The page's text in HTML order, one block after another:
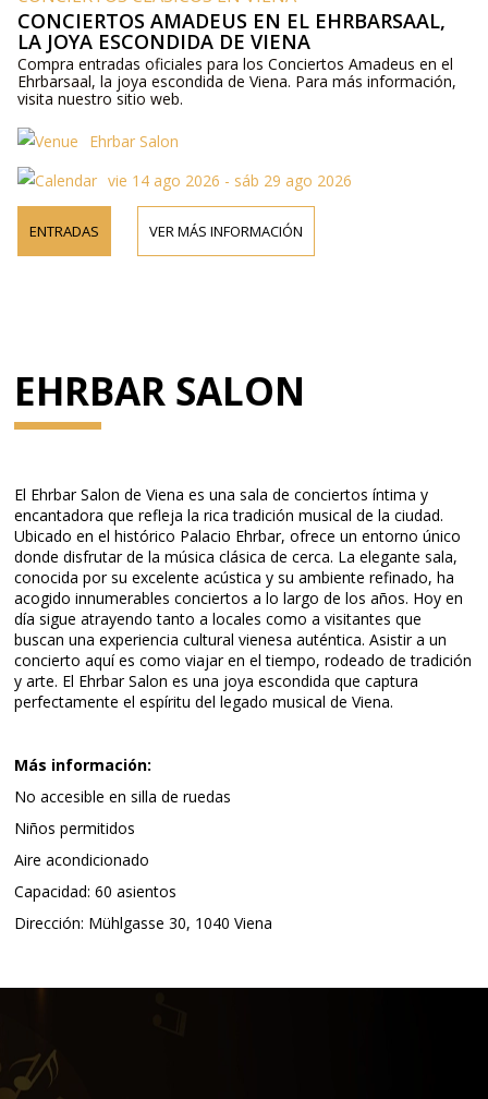
CONCIERTOS AMADEUS EN EL EHRBARSAAL,
LA JOYA ESCONDIDA DE VIENA
Compra entradas oficiales para los Conciertos Amadeus en el
Ehrbarsaal, la joya escondida de Viena. Para más información,
visita nuestro sitio web.
Ehrbar Salon
vie 14 ago 2026 - sáb 29 ago 2026
ENTRADAS VER MÁS INFORMACIÓN
EHRBAR SALON
El Ehrbar Salon de Viena es una sala de conciertos íntima y
encantadora que refleja la rica tradición musical de la ciudad.
Ubicado en el histórico Palacio Ehrbar, ofrece un entorno único
donde disfrutar de la música clásica de cerca. La elegante sala,
conocida por su excelente acústica y su ambiente refinado, ha
acogido innumerables conciertos a lo largo de los años. Hoy en
día sigue atrayendo tanto a locales como a visitantes que
buscan una experiencia cultural vienesa auténtica. Asistir a un
concierto aquí es como viajar en el tiempo, rodeado de tradición
y arte. El Ehrbar Salon es una joya escondida que captura
perfectamente el espíritu del legado musical de Viena.
Más información:
No accesible en silla de ruedas
Niños permitidos
Aire acondicionado
Capacidad: 60 asientos
Dirección: Mühlgasse 30, 1040 Viena